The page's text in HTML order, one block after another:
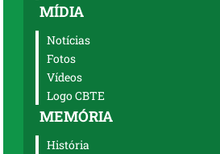
MÍDIA
Notícias
Fotos
Vídeos
Logo CBTE
MEMÓRIA
História